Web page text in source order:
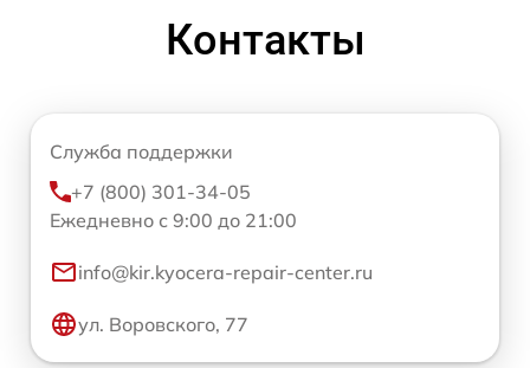
Контакты
Служба поддержки
+7 (800) 301-34-05
Ежедневно с 9:00 до 21:00
info@kir.kyocera-repair-center.ru
ул. Воровского, 77